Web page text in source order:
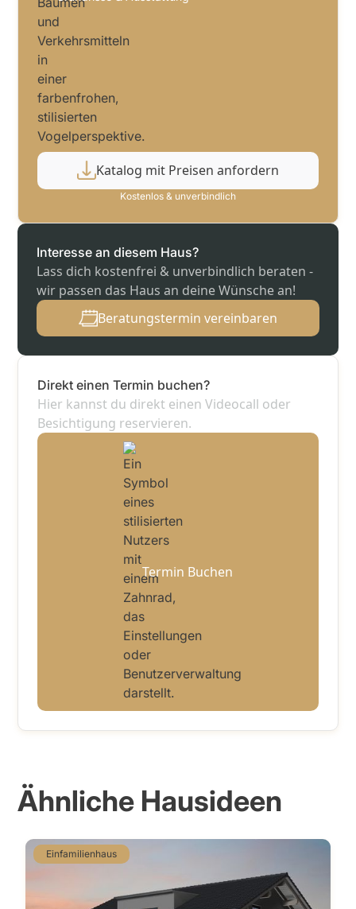
Katalog mit Preisen anfordern
Kostenlos & unverbindlich
Interesse an diesem Haus?
Lass dich kostenfrei & unverbindlich beraten -
wir passen das Haus an deine Wünsche an!
Beratungstermin vereinbaren
Direkt einen Termin buchen?
Hier kannst du direkt einen Videocall oder
Besichtigung reservieren.
Termin Buchen
Ähnliche Hausideen
Einfamilienhaus